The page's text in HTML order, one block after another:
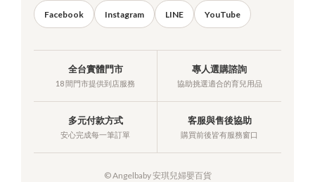
Facebook Instagram LINE YouTube
全台實體門市
18 間門市提供到店服務
專人選購諮詢
協助挑選適合的育兒用品
多元付款方式
安心完成每一筆訂單
客服與售後協助
購買前後皆有服務窗口
© Angelbaby 安琪兒婦嬰百貨